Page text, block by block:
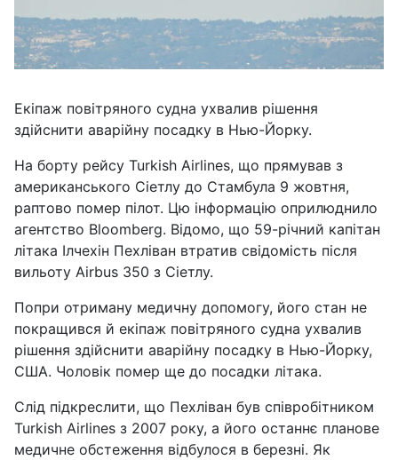
Екіпаж повітряного судна ухвалив рішення
здійснити аварійну посадку в Нью-Йорку.
На борту рейсу Turkish Airlines, що прямував з
американського Сіетлу до Стамбула 9 жовтня,
раптово помер пілот. Цю інформацію оприлюднило
агентство Bloomberg. Відомо, що 59-річний капітан
літака Ілчехін Пехліван втратив свідомість після
вильоту Airbus 350 з Сіетлу.
Попри отриману медичну допомогу, його стан не
покращився й екіпаж повітряного судна ухвалив
рішення здійснити аварійну посадку в Нью-Йорку,
США. Чоловік помер ще до посадки літака.
Слід підкреслити, що Пехліван був співробітником
Turkish Airlines з 2007 року, а його останнє планове
медичне обстеження відбулося в березні. Як